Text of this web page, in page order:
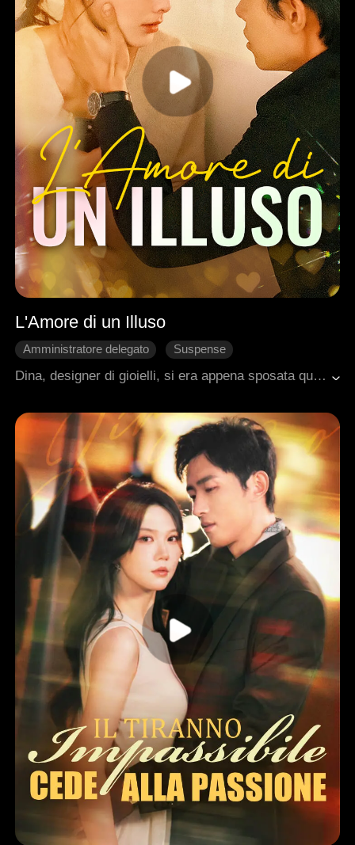
L'Amore di un Illuso
Amministratore delegato
Suspense
Dina, designer di gioielli, si era appena sposata quando il marito Theo cadde in coma. Poco dopo, suo fratello Rory si risvegliò da una condizione simile e cominciò a mostrare gli stessi ricordi, comportamenti e persino dettagli intimi di Theo.All'inizio Dina resistette, ma poi si convinse che fosse un legame spirituale e finì per innamorarsene. Quando Theo morì, Dina credette che Rory fosse davvero il marito "tornato" da lei.La verità venne a galla quando la suocera scoprì la loro relazione, causando uno scandalo pubblico, e Dina rimase incinta. La madre malata di Dina pretese spiegazioni: Rory confessò di aver sempre amato la cognata e di aver finto di essere Theo solo per renderla felice. Nonostante le richieste della madre di smettere di vivere nell'ombra del fratello, Rory accettò di rimanere il sostituto, anche se per Dina l'unico amore sarebbe sempre stato "Theo".